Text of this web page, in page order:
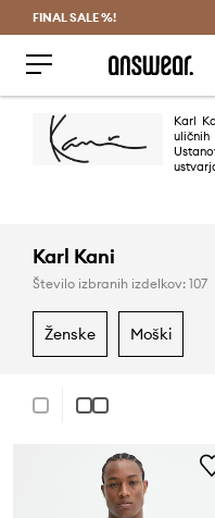
FINAL SALE %!
Karl
Karl Kani
Število izbranih izdelkov: 107
ženske moški